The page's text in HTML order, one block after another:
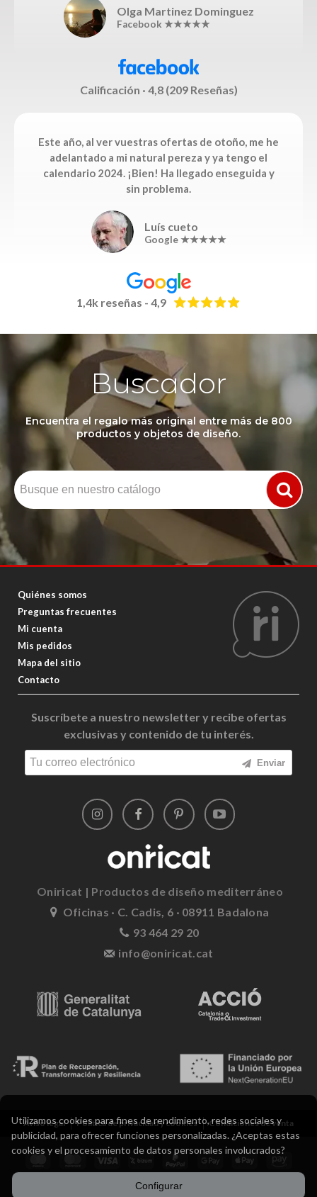
Olga Martinez Dominguez
Facebook ★★★★★
Calificación · 4,8 (209 Reseñas)
Este año, al ver vuestras ofertas de otoño, me he
adelantado a mi natural pereza y ya tengo el
calendario 2024. ¡Bien! Ha llegado enseguida y
sin problema.
Luís cueto
Google ★★★★★
1,4k reseñas - 4,9
Buscador
Encuentra el regalo más original entre más de 800
productos y objetos de diseño.
Quiénes somos
Preguntas frecuentes
Mi cuenta
Mis pedidos
Mapa del sitio
Contacto
Suscríbete a nuestro newsletter y recibe ofertas
exclusivas y contenido de tu interés.
Enviar
Oniricat | Productos de diseño mediterráneo
Oficinas · C. Cadis, 6 · 08911 Badalona
93 464 29 20
info@oniricat.cat
Aviso legal Política de privacidad y cookies Condiciones de venta
Utilizamos cookies para fines de rendimiento, redes sociales y
publicidad, para ofrecer funciones personalizadas. ¿Aceptas estas
cookies y el procesamiento de datos personales involucrados?
Configurar